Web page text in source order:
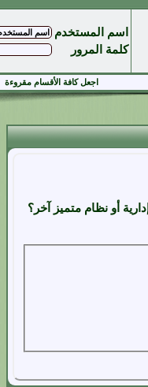
اسم المستخدم
كلمة المرور
اجعل كافة الأقسام مقروءة
أو نظام متميز آخر؟